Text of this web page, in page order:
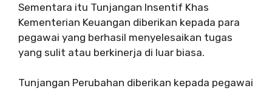
Sementara itu Tunjangan Insentif Khas
Kementerian Keuangan diberikan kepada para
pegawai yang berhasil menyelesaikan tugas
yang sulit atau berkinerja di luar biasa.
Tunjangan Perubahan diberikan kepada pegawai